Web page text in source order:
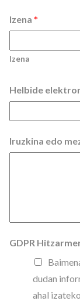
Izena *
Izena
Helbide
Iruzkina edo
GDPR
dudan
ahal